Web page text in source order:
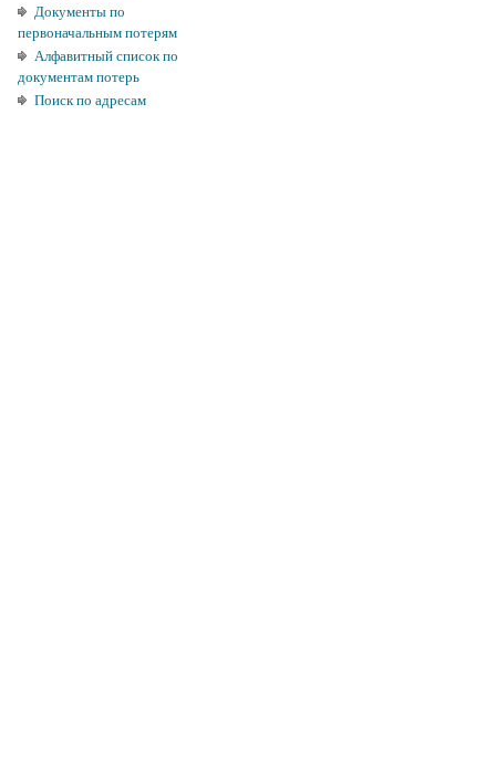
Документы по
первоначальным потерям
Алфавитный список по
документам потерь
Поиск по адресам